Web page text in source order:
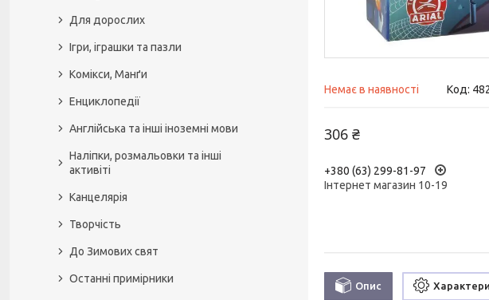
Немає в наявності Код:
306 ₴
+380 (63) 299-81-97
Інтернет магазин 10-19
Опис
Для дорослих
Ігри, іграшки та пазли
Комікси, Манґи
Енциклопедії
Англійська та інші іноземні мови
Наліпки, розмальовки та інші
активіті
Канцелярія
Творчість
До Зимових свят
Останні примірники